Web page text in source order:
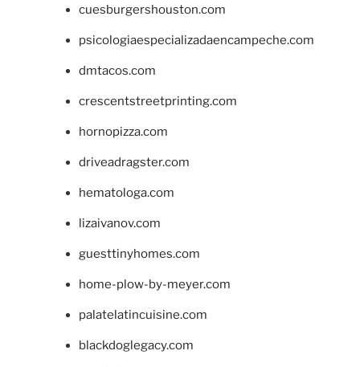
cuesburgershouston.com
psicologiaespecializadaencampeche.com
dmtacos.com
crescentstreetprinting.com
hornopizza.com
driveadragster.com
hematologa.com
lizaivanov.com
guesttinyhomes.com
home-plow-by-meyer.com
palatelatincuisine.com
blackdoglegacy.com